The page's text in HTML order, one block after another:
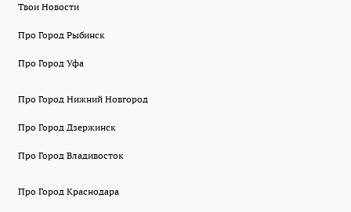
Твои Новости
Про Город Рыбинск
Про Город Уфа
Про Город Нижний Новгород
Про Город Дзержинск
Про Город Владивосток
Про Город Краснодара